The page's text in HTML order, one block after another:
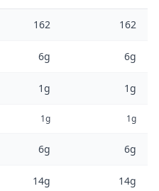
162 162
6g 6g
1g 1g
1g 1g
6g 6g
14g 14g